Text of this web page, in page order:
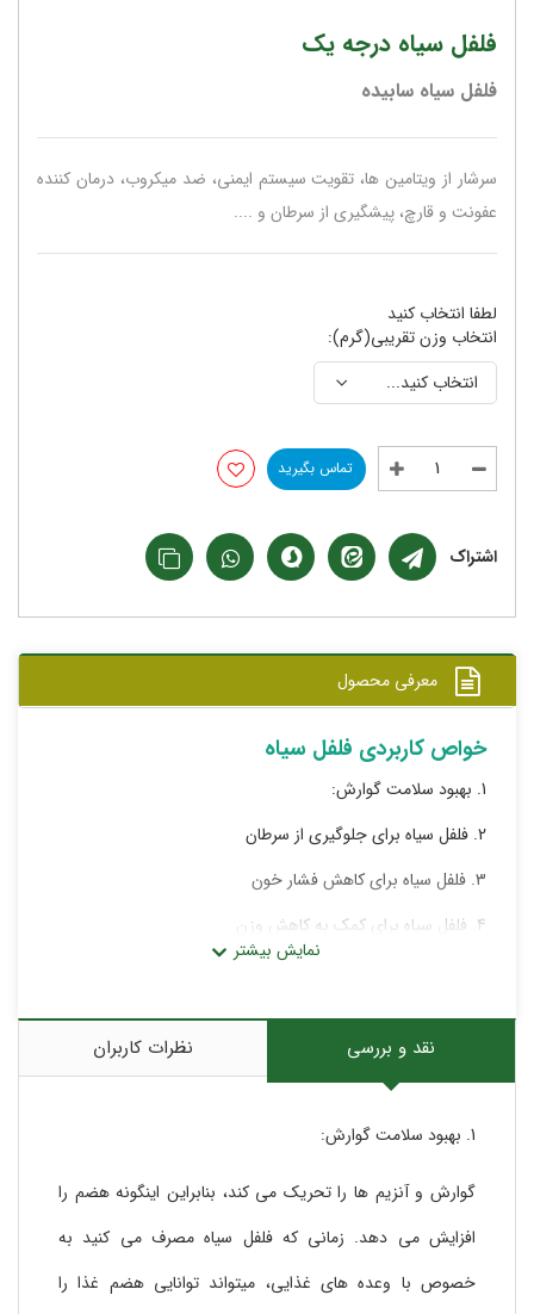
فلفل سیاه درجه یک
فلفل سیاه سابیده
سرشار از ویتامین ها، تقویت سیستم ایمنی، ضد میکروب، درمان کننده
عفونت و قارچ، پیشگیری از سرطان و ....
لطفا انتخاب کنید
انتخاب وزن تقریبی(گرم):
تماس بگیرید
اشتراک
معرفی محصول
خواص کاربردی فلفل سیاه
1. بهبود سلامت گوارش:
2. فلفل سیاه برای جلوگیری از سرطان
3. فلفل سیاه برای کاهش فشار خون
4. فلفل سیاه برای کمک به کاهش وزن
8. فلفل سیاه دارای مزایای آنتی اکسیدانی
نقد و بررسی نظرات کاربران
1. بهبود سلامت گوارش:
گوارش و آنزیم ها را تحریک می کند، بنابراین اینگونه هضم را
افزایش می دهد. زمانی که فلفل سیاه مصرف می کنید به
خصوص با وعده های غذایی، میتواند توانایی هضم غذا را